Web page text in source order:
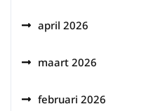
april 2026
maart 2026
februari 2026